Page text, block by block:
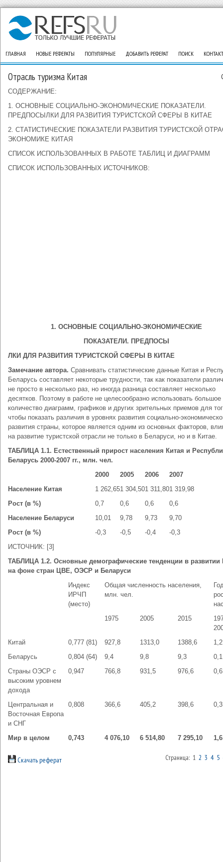
ГЛАВНАЯ НОВЫЕ РЕФЕРАТЫ ПОПУЛЯРНЫЕ ДОБАВИТЬ РЕФЕРАТ ПОИСК
Отрасль туризма Китая
СОДЕРЖАНИЕ:
1. ОСНОВНЫЕ СОЦИАЛЬНО-ЭКОНОМИЧЕСКИЕ ПОКАЗАТЕЛИ.
ПРЕДПОСЫЛКИ ДЛЯ РАЗВИТИЯ ТУРИСТСКОЙ СФЕРЫ В КИТАЕ
2. СТАТИСТИЧЕСКИЕ ПОКАЗАТЕЛИ РАЗВИТИЯ ТУРИСТСКОЙ
ЭКОНОМИКЕ КИТАЯ
СПИСОК ИСПОЛЬЗОВАННЫХ В РАБОТЕ ТАБЛИЦ И ДИАГРАММ
СПИСОК ИСПОЛЬЗОВАННЫХ ИСТОЧНИКОВ:
1. ОСНОВНЫЕ СОЦИАЛЬНО-ЭКОНОМИЧЕСКИЕ
ПОКАЗАТЕЛИ. ПРЕДПОСЫ
ЛКИ ДЛЯ РАЗВИТИЯ ТУРИСТСКОЙ СФЕРЫ В КИТАЕ
Замечание автора. Сравнивать статистические данные Китая и
Беларусь составляет некоторые трудности, так как показатели
не просто в несколько раз, но иногда разница составляет несколько
десятков. Поэтому в работе не целесообразно использовать большое
количество диаграмм, графиков и других зрительных приемов для
чтобы показать различия в уровнях развития социально-
развития страны, которое является одним из основных факторов,
на развитие туристской отрасли не только в Беларуси, но и в Китае.
ТАБЛИЦА 1.1. Естественный прирост населения Китая и
Беларусь 2000-2007 гг., млн. чел.
2000
2005 2006
2007
Население Китая
1 262,651 304,501 311,801 319,98
Рост (в %)
0,7 0,6 0,6
0,6
Население Беларуси
10,01 9,78 9,73
9,70
Рост (в %)
-0,3 -0,5 -0,4
-0,3
ИСТОЧНИК: [3]
ТАБЛИЦА 1.2. Основные демографические тенденции в развитии
на фоне стран ЦВЕ, ОЭСР и Беларуси
Индекс
ИРЧП
(место)
Общая численность населения,
млн. чел.
1975
2005 2015
Китай
0,777 (81) 927,8 1313,0 1388,6
1,2
Беларусь
0,804 (64) 9,4 9,8 9,3
0,1
Страны ОЭСР с
высоким уровнем
дохода
0,947 766,8 931,5 976,6 0,6
Центральная и
Восточная Европа
и СНГ
0,808 366,6 405,2 398,6 0,3
Мир в целом 0,743 4 076,10 6 514,80 7 295,10 1,6
Скачать реферат Страница: 1 2 3 4 5